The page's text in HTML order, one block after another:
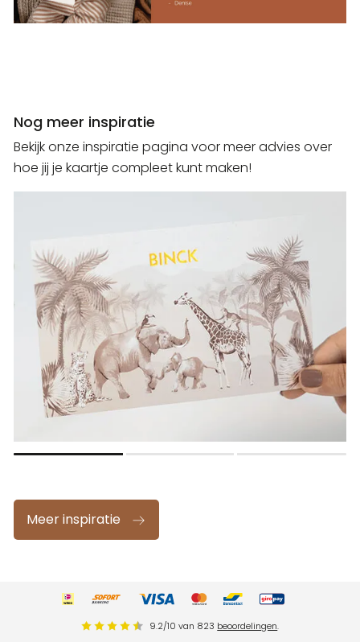
Nog meer inspiratie
Bekijk onze inspiratie pagina voor meer advies over
hoe jij je kaartje compleet kunt maken!
Meer inspiratie
9.2/10 van 823 beoordelingen.